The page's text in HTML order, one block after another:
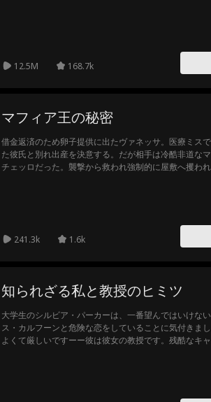
12.5M 168.7k
マフィア王の秘密
借金返済のため卵子提供に出たヴァネッサ。医療ミス
た彼氏と別れ出産を決意する。だが相手は冷酷非道な
チェッロだった。襲撃から救われ強制的に屋敷へ攫わ
241.3k 1.6k
知られざる私と教授のヒミツ
大学生のシルビア・パーカーは、一番望んではいけな
ス・カルフーンと危険な恋をしていることに気付きま
よくて厳しいですーー彼は彼女の教授です。残酷なキ